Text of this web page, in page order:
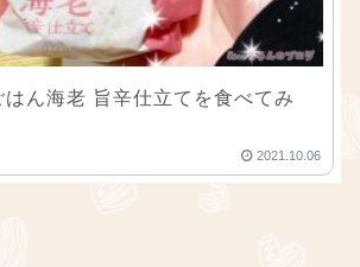
はん海老 旨辛仕立てを食べてみ
2021.10.06